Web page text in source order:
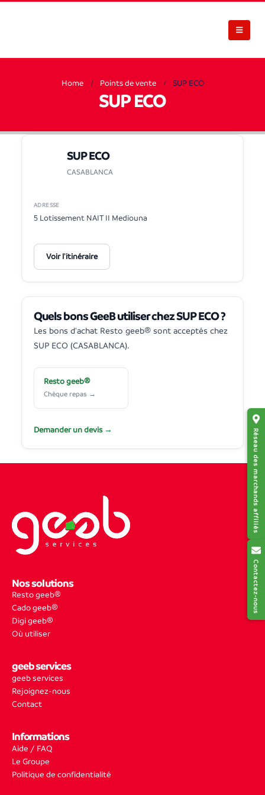
Réseau des marchands affiliés
Contactez-nous
Home Points de vente SUP ECO
SUP ECO
SUP ECO
CASABLANCA
ADRESSE
5 Lotissement NAIT II Mediouna
Voir l'itinéraire
Quels bons GeeB utiliser chez SUP ECO ?
Les bons d'achat Resto geeb® sont acceptés chez
SUP ECO (CASABLANCA).
Resto geeb®
Chèque repas →
Demander un devis →
Nos solutions
Resto geeb®
Cado geeb®
Digi geeb®
Où utiliser
geeb services
geeb services
Rejoignez-nous
Contact
Informations
Aide / FAQ
Le Groupe
Politique de confidentialité